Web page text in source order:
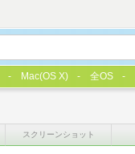
スクリーンショット
Mac(OS X) 全OS